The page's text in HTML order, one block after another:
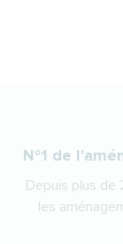
N°1 de
Depuis plus de
les